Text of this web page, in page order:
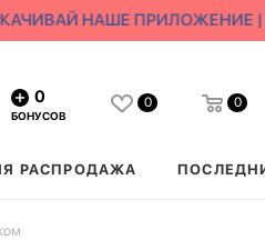
НАШЕ ПРИЛОЖЕНИЕ |
0
БОНУСОВ
0 0
РАСПРОДАЖА